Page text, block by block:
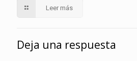
Leer más
Deja una respuesta